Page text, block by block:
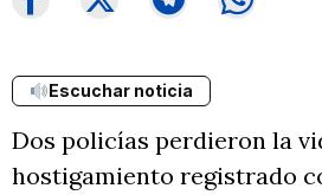
Escuchar noticia
Dos policías perdieron la
hostigamiento registrado